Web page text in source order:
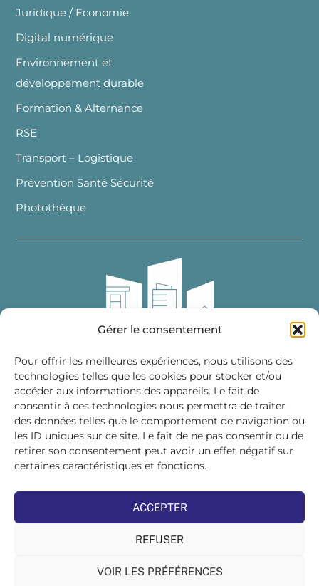
Gérer le consentement
Pour offrir les meilleures expériences, nous utilisons des
technologies telles que les cookies pour stocker et/ou
accéder aux informations des appareils. Le fait de
consentir à ces technologies nous permettra de traiter
des données telles que le comportement de navigation ou
les ID uniques sur ce site. Le fait de ne pas consentir ou de
retirer son consentement peut avoir un effet négatif sur
certaines caractéristiques et fonctions.
ACCEPTER
REFUSER
VOIR LES PRÉFÉRENCES
Juridique / Economie
Digital numérique
Environnement et
développement durable
Formation & Alternance
RSE
Transport – Logistique
Prévention Santé Sécurité
Photothèque
Fédération des Distributeurs
de Matériaux de Construction
215 bis, boulevard Saint-Germain
75007 PARIS
Tél : 01 45 48 28 44
Suivez-nous sur les réseaux sociaux :